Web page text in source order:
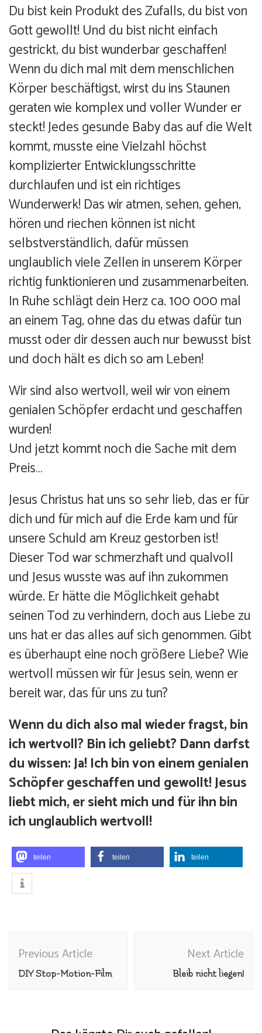
Du bist kein Produkt des Zufalls, du bist von
Gott gewollt! Und du bist nicht einfach
gestrickt, du bist wunderbar geschaffen!
Wenn du dich mal mit dem menschlichen
Körper beschäftigst, wirst du ins Staunen
geraten wie komplex und voller Wunder er
steckt! Jedes gesunde Baby das auf die Welt
kommt, musste eine Vielzahl höchst
komplizierter Entwicklungsschritte
durchlaufen und ist ein richtiges
Wunderwerk! Das wir atmen, sehen, gehen,
hören und riechen können ist nicht
selbstverständlich, dafür müssen
unglaublich viele Zellen in unserem Körper
richtig funktionieren und zusammenarbeiten.
In Ruhe schlägt dein Herz ca. 100 000 mal
an einem Tag, ohne das du etwas dafür tun
musst oder dir dessen auch nur bewusst bist
und doch hält es dich so am Leben!
Wir sind also wertvoll, weil wir von einem
genialen Schöpfer erdacht und geschaffen
wurden!
Und jetzt kommt noch die Sache mit dem
Preis…
Jesus Christus hat uns so sehr lieb, das er für
dich und für mich auf die Erde kam und für
unsere Schuld am Kreuz gestorben ist!
Dieser Tod war schmerzhaft und qualvoll
und Jesus wusste was auf ihn zukommen
würde. Er hätte die Möglichkeit gehabt
seinen Tod zu verhindern, doch aus Liebe zu
uns hat er das alles auf sich genommen. Gibt
es überhaupt eine noch größere Liebe? Wie
wertvoll müssen wir für Jesus sein, wenn er
bereit war, das für uns zu tun?
Wenn du dich also mal wieder fragst, bin
ich wertvoll? Bin ich geliebt? Dann darfst
du wissen: Ja! Ich bin von einem genialen
Schöpfer geschaffen und gewollt! Jesus
liebt mich, er sieht mich und für ihn bin
ich unglaublich wertvoll!
teilen teilen teilen
Navigation
Previous Article
DIY Stop-Motion-Film
Next Article
Bleib nicht liegen!